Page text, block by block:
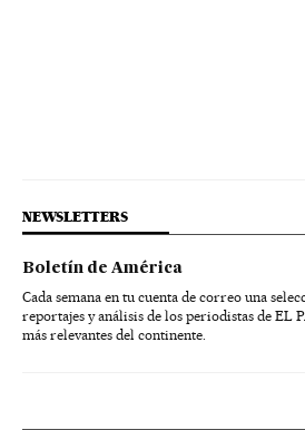
NEWSLETTERS
Boletín de América
Cada semana en tu cuenta de correo una
reportajes y análisis de los periodistas de EL
más relevantes del continente.